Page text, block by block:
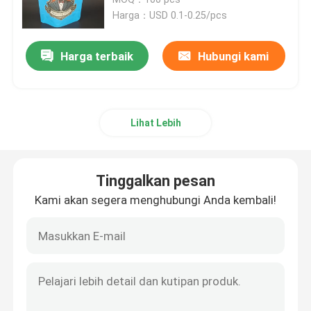
Kantong cetak rotogravure
Harga：USD 0.1-0.25/pcs
Harga terbaik Hubungi kami
Lihat Lebih
Tinggalkan pesan
Kami akan segera menghubungi Anda kembali!